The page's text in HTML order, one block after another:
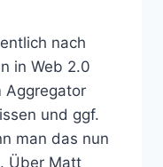
nach
in Web 2.0
Aggregator
und ggf.
man das nun
Über Matt